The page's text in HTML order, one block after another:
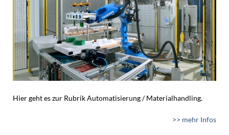
Hier geht es zur Rubrik Automatisierung / Materialhandling.
>> mehr Infos